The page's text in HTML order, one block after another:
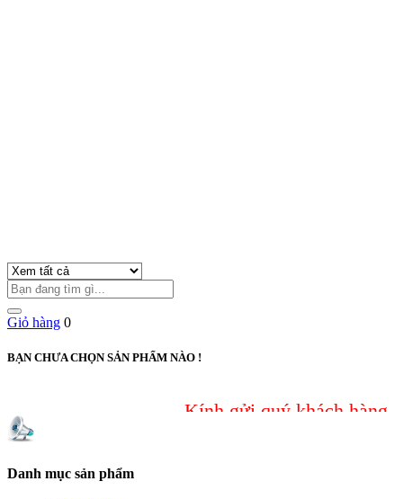
Giỏ hàng 0
BẠN CHƯA CHỌN SẢN PHẨM NÀO !
Kính gửi quý khách hàng,
Danh mục sản phẩm